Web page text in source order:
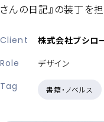
さんの日記』の装丁を担
Client
株式会社ブシロ
Role
デザイン
Tag
書籍・ノベルス